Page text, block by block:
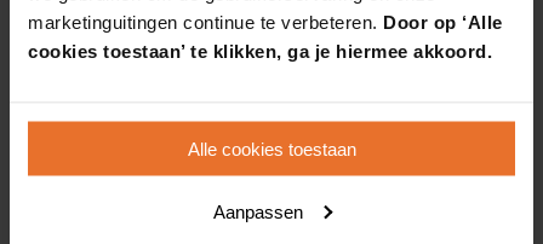
marketinguitingen continue te verbeteren. Door op ‘Alle
cookies toestaan’ te klikken, ga je hiermee akkoord.
Alle cookies toestaan
Aanpassen